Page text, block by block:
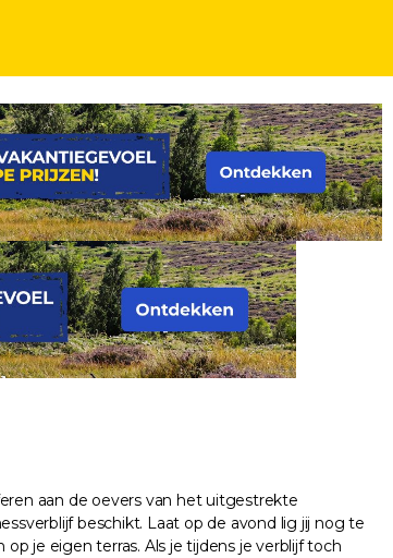
aan de oevers van het uitgestrekte
beschikt. Laat op de avond lig jij nog te
je eigen terras. Als je tijdens je verblijf toch